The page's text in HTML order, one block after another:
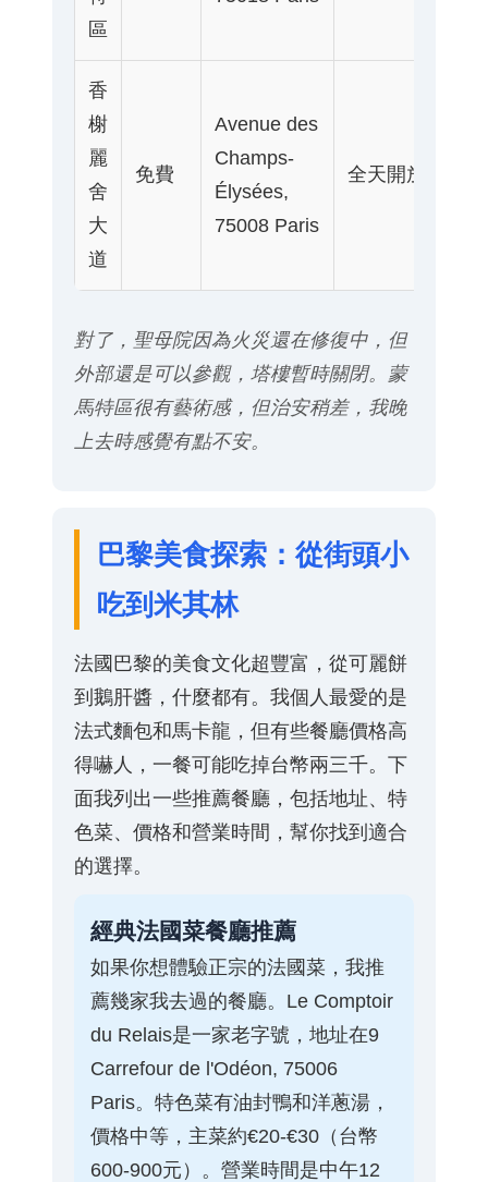
區
香
榭
麗
舍
大
道
免費
Avenue des
Champs-
Élysées,
75008 Paris
全天開放
對了，聖母院因為火災還在修復中，但
外部還是可以參觀，塔樓暫時關閉。蒙
馬特區很有藝術感，但治安稍差，我晚
上去時感覺有點不安。
巴黎美食探索：從街頭小
吃到米其林
法國巴黎的美食文化超豐富，從可麗餅
到鵝肝醬，什麼都有。我個人最愛的是
法式麵包和馬卡龍，但有些餐廳價格高
得嚇人，一餐可能吃掉台幣兩三千。下
面我列出一些推薦餐廳，包括地址、特
色菜、價格和營業時間，幫你找到適合
的選擇。
經典法國菜餐廳推薦
如果你想體驗正宗的法國菜，我推
薦幾家我去過的餐廳。Le Comptoir
du Relais是一家老字號，地址在9
Carrefour de l'Odéon, 75006
Paris。特色菜有油封鴨和洋蔥湯，
價格中等，主菜約€20-€30（台幣
600-900元）。營業時間是中午12